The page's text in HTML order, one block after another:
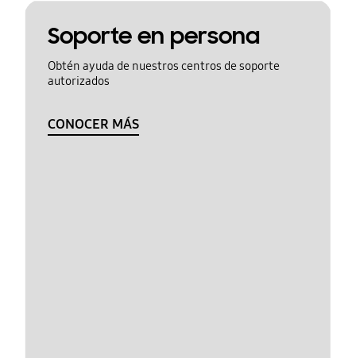
Soporte en persona
Obtén ayuda de nuestros centros de soporte
autorizados
CONOCER MÁS